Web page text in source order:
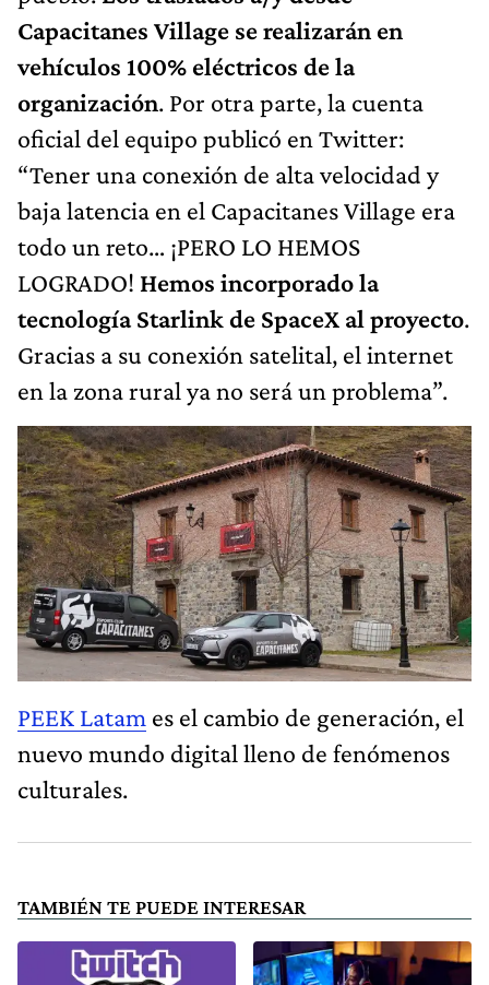
Capacitanes Village se realizarán en
vehículos 100% eléctricos de la
organización. Por otra parte, la cuenta
oficial del equipo publicó en Twitter:
“Tener una conexión de alta velocidad y
baja latencia en el Capacitanes Village era
todo un reto… ¡PERO LO HEMOS
LOGRADO! Hemos incorporado la
tecnología Starlink de SpaceX al proyecto.
Gracias a su conexión satelital, el internet
en la zona rural ya no será un problema”.
PEEK Latam es el cambio de generación, el
nuevo mundo digital lleno de fenómenos
culturales.
TAMBIÉN TE PUEDE INTERESAR